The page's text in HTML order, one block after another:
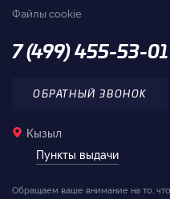
Файлы cookie
7 (499) 455-53-01
ОБРАТНЫЙ ЗВОНОК
Кызыл
Пункты выдачи
Обращаем ваше внимание на то,